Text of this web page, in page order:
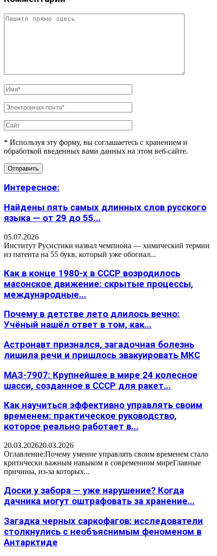
* Используя эту форму, вы соглашаетесь с хранением и
обработкой введенных вами данных на этом веб-сайте.
Интересное:
Найдены пять самых длинных слов русского
языка — от 29 до 55...
05.07.2026
Институт Русистики назвал чемпиона — химический термин
из патента на 55 букв, который уже обогнал...
Как в конце 1980-х в СССР возродилось
масонское движение: скрытые процессы,
международные...
Почему в детстве лето длилось вечно:
Учёный нашёл ответ в том, как...
Астронавт признался, загадочная болезнь
лишила речи и пришлось эвакуировать МКС
МАЗ-7907: Крупнейшее в мире 24 колесное
шасси, созданное в СССР для ракет...
Как научиться эффективно управлять своим
временем: практическое руководство,
которое реально работает в...
20.03.202620.03.2026
Оглавление:Почему умение управлять своим временем стало
критически важным навыком в современном миреГлавные
причины, из-за которых...
Доски у забора — уже нарушение? Когда
дачника могут оштрафовать за хранение...
Загадка черных саркофагов: исследователи
столкнулись с необъяснимым феноменом в
Антарктиде